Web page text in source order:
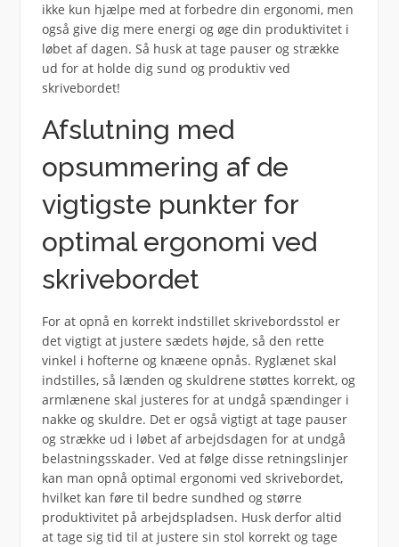
ikke kun hjælpe med at forbedre din ergonomi, men
også give dig mere energi og øge din produktivitet i
løbet af dagen. Så husk at tage pauser og strække
ud for at holde dig sund og produktiv ved
skrivebordet!
Afslutning med
opsummering af de
vigtigste punkter for
optimal ergonomi ved
skrivebordet
For at opnå en korrekt indstillet skrivebordsstol er
det vigtigt at justere sædets højde, så den rette
vinkel i hofterne og knæene opnås. Ryglænet skal
indstilles, så lænden og skuldrene støttes korrekt, og
armlænene skal justeres for at undgå spændinger i
nakke og skuldre. Det er også vigtigt at tage pauser
og strække ud i løbet af arbejdsdagen for at undgå
belastningsskader. Ved at følge disse retningslinjer
kan man opnå optimal ergonomi ved skrivebordet,
hvilket kan føre til bedre sundhed og større
produktivitet på arbejdspladsen. Husk derfor altid
at tage sig tid til at justere sin stol korrekt og tage